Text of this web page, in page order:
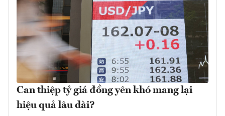
Can thiệp tỷ giá đồng yên khó mang lại
hiệu quả lâu dài?